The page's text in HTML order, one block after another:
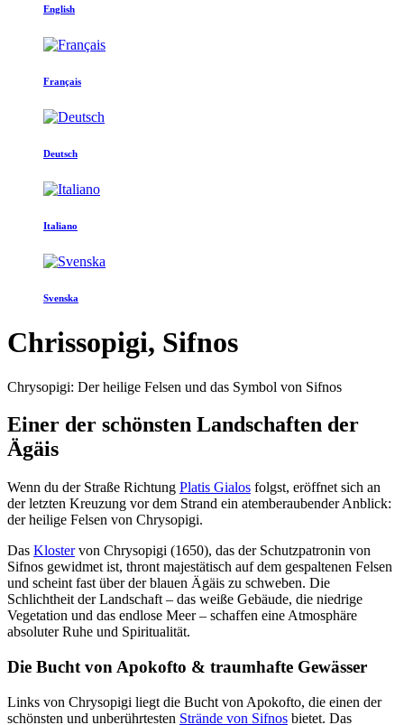
English
Français
Deutsch
Italiano
Svenska
Chrissopigi, Sifnos
Chrysopigi: Der heilige Felsen und das Symbol von Sifnos
Einer der schönsten Landschaften der
Ägäis
Wenn du der Straße Richtung Platis Gialos folgst, eröffnet sich an
der letzten Kreuzung vor dem Strand ein atemberaubender Anblick:
der heilige Felsen von Chrysopigi.
Das Klostervon Chrysopigi (1650), das der Schutzpatronin von
Sifnos gewidmet ist, thront majestätisch auf dem gespaltenen Felsen
und scheint fast über der blauen Ägäis zu schweben. Die
Schlichtheit der Landschaft – das weiße Gebäude, die niedrige
Vegetation und das endlose Meer – schaffen eine Atmosphäre
absoluter Ruhe und Spiritualität.
Die Bucht von Apokofto & traumhafte Gewässer
Links von Chrysopigi liegt die Bucht von Apokofto, die einen der
schönsten und unberührtesten Strände von Sifnos bietet. Das